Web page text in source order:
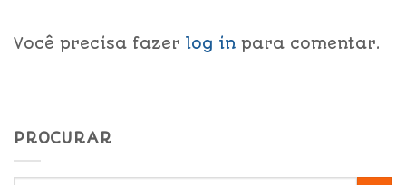
Você precisa fazer log in para comentar.
PROCURAR